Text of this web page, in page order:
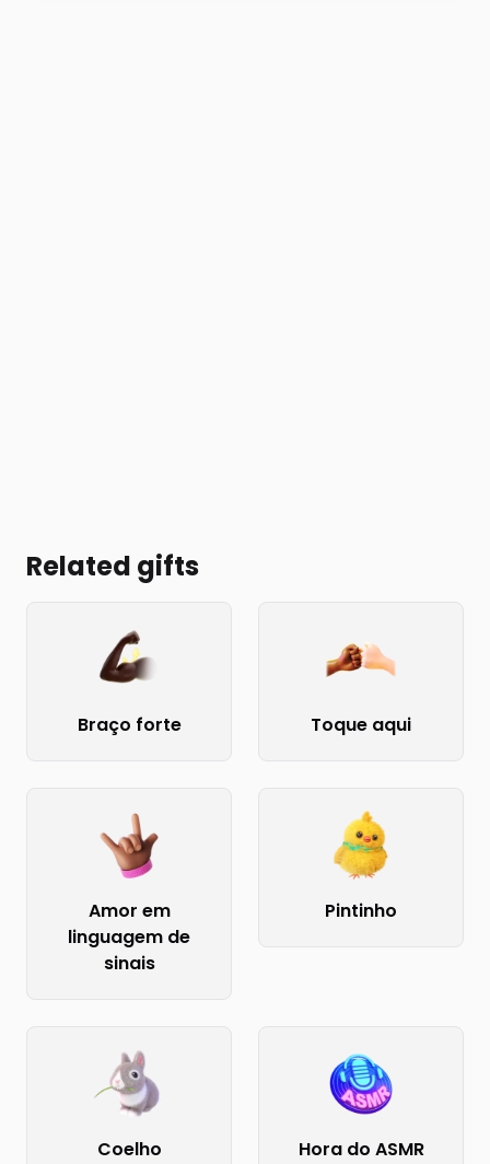
Related gifts
Braço forte Toque aqui
Amor em
linguagem de
sinais
Pintinho
Coelho Hora do ASMR